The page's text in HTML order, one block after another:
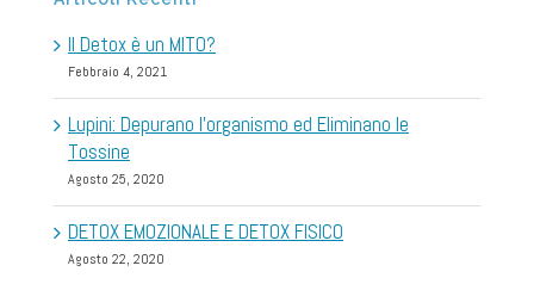
Il Detox è un MITO?
Febbraio 4, 2021
Lupini: Depurano l’organismo ed Eliminano le
Tossine
Agosto 25, 2020
DETOX EMOZIONALE E DETOX FISICO
Agosto 22, 2020